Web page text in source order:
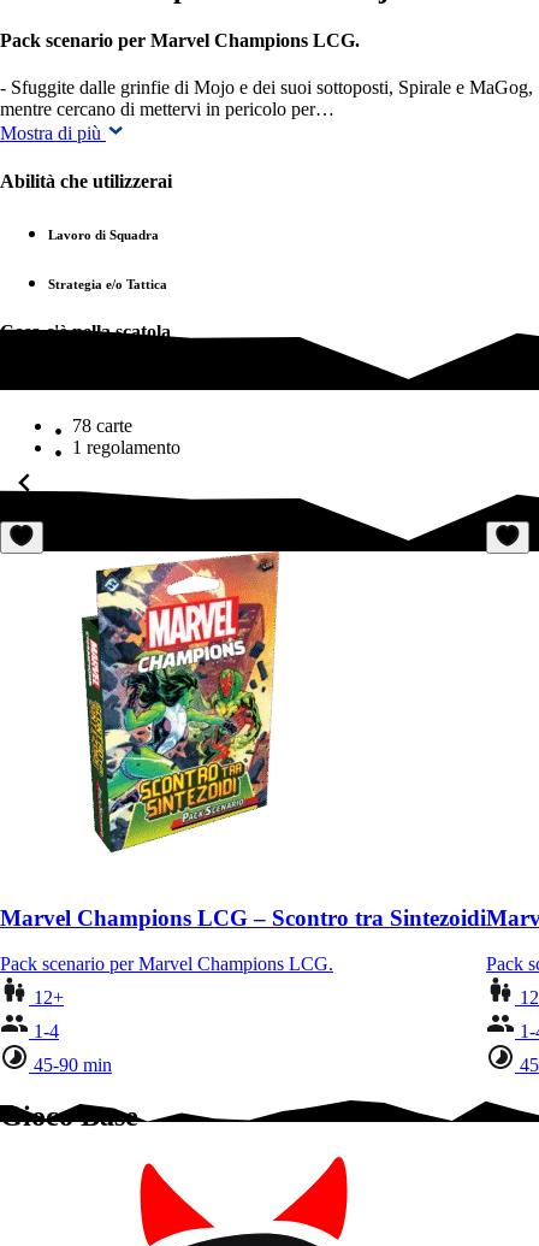
Pack scenario per Marvel Champions LCG.
- Sfuggite dalle grinfie di Mojo e dei suoi sottoposti, Spirale e MaGog,
mentre cercano di mettervi in pericolo per…
Mostra di più
Abilità che utilizzerai
Lavoro di Squadra
Strategia e/o Tattica
Cosa c'è nella scatola
78 carte
1 regolamento
Marvel Champions LCG – Scontro tra Sintezoidi
Pack scenario per Marvel Champions LCG.
12+
1-4
45-90 min
Pack
1-
Gioco Base